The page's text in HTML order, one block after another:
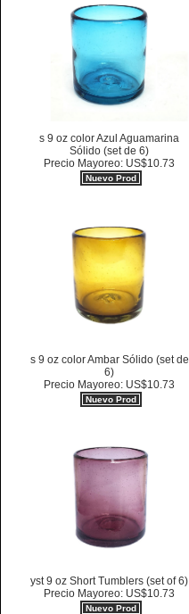
s 9 oz color Azul Aguamarina
Sólido (set de 6)
Precio Mayoreo: US$10.73
Nuevo Prod
s 9 oz color Ambar Sólido (set de
6)
Precio Mayoreo: US$10.73
Nuevo Prod
yst 9 oz Short Tumblers (set of 6)
Precio Mayoreo: US$10.73
Nuevo Prod